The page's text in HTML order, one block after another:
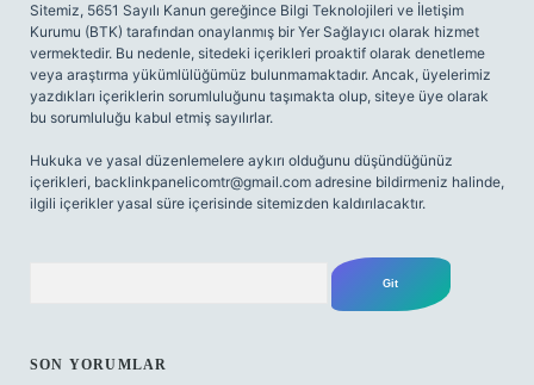
Sitemiz, 5651 Sayılı Kanun gereğince Bilgi Teknolojileri ve İletişim
Kurumu (BTK) tarafından onaylanmış bir Yer Sağlayıcı olarak hizmet
vermektedir. Bu nedenle, sitedeki içerikleri proaktif olarak denetleme
veya araştırma yükümlülüğümüz bulunmamaktadır. Ancak, üyelerimiz
yazdıkları içeriklerin sorumluluğunu taşımakta olup, siteye üye olarak
bu sorumluluğu kabul etmiş sayılırlar.
Hukuka ve yasal düzenlemelere aykırı olduğunu düşündüğünüz
içerikleri, backlinkpanelicomtr@gmail.com adresine bildirmeniz halinde,
ilgili içerikler yasal süre içerisinde sitemizden kaldırılacaktır.
SON YORUMLAR